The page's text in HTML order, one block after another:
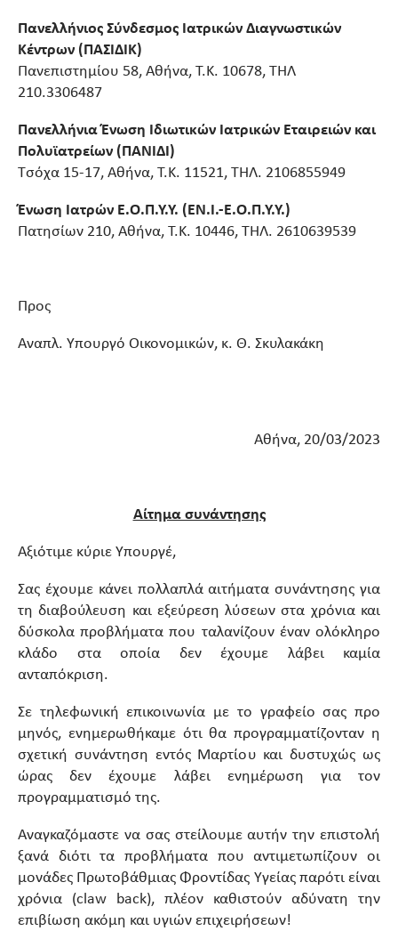
Πανελλήνιος Σύνδεσμος Ιατρικών Διαγνωστικών
Κέντρων (ΠΑΣΙΔΙΚ)
Πανεπιστημίου 58, Αθήνα, Τ.Κ. 10678, ΤΗΛ
210.3306487
Πανελλήνια Ένωση Ιδιωτικών Ιατρικών Εταιρειών και
Πολυϊατρείων (ΠΑΝΙΔΙ)
Τσόχα 15-17, Αθήνα, Τ.Κ. 11521, ΤΗΛ. 2106855949
Ένωση Ιατρών Ε.Ο.Π.Υ.Υ. (ΕΝ.Ι.-Ε.Ο.Π.Υ.Υ.)
Πατησίων 210, Αθήνα, Τ.Κ. 10446, ΤΗΛ. 2610639539
Προς
Αναπλ. Υπουργό Οικονομικών, κ. Θ. Σκυλακάκη
Αθήνα, 20/03/2023
Αίτημα συνάντησης
Αξιότιμε κύριε Υπουργέ,
Σας έχουμε κάνει πολλαπλά αιτήματα συνάντησης για
τη διαβούλευση και εξεύρεση λύσεων στα χρόνια και
δύσκολα προβλήματα που ταλανίζουν έναν ολόκληρο
κλάδο στα οποία δεν έχουμε λάβει καμία
ανταπόκριση.
Σε τηλεφωνική επικοινωνία με το γραφείο σας προ
μηνός, ενημερωθήκαμε ότι θα προγραμματίζονταν η
σχετική συνάντηση εντός Μαρτίου και δυστυχώς ως
ώρας δεν έχουμε λάβει ενημέρωση για τον
προγραμματισμό της.
Αναγκαζόμαστε να σας στείλουμε αυτήν την επιστολή
ξανά διότι τα προβλήματα που αντιμετωπίζουν οι
μονάδες Πρωτοβάθμιας Φροντίδας Υγείας παρότι είναι
χρόνια (claw back), πλέον καθιστούν αδύνατη την
επιβίωση ακόμη και υγιών επιχειρήσεων!